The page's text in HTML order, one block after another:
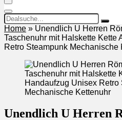
Home » Unendlich U Herren
Taschenuhr mit Halskette Kette
Retro Steampunk Mechanische
Unendlich U Herren